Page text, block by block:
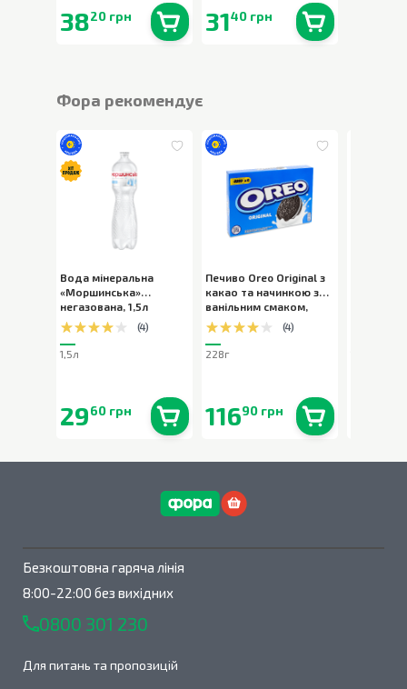
3820 грн 3140 грн
Фора рекомендує
Вода мінеральна
«Моршинська»
негазована, 1,5л
(4)
1,5л
2960 грн
Печиво Oreo Original з
какао та начинкою з
ванільним смаком,
228г
(4)
228г
11690 грн
Безкоштовна гаряча лінія
8:00-22:00 без вихідних
0800 301 230
Для питань та пропозицій